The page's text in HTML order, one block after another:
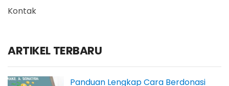
Kontak
ARTIKEL TERBARU
Panduan Lengkap Cara Berdonasi